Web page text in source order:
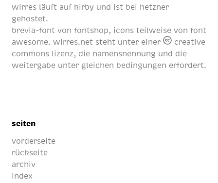
wirres läuft auf kirby und ist bei hetzner
gehostet.
brevia-font von fontshop, icons teilweise von font
awesome. wirres.net steht unter einer
creative
commons lizenz, die namensnennung und die
weitergabe unter gleichen bedingungen erfordert.
seiten
vorderseite
rückseite
archiv
index